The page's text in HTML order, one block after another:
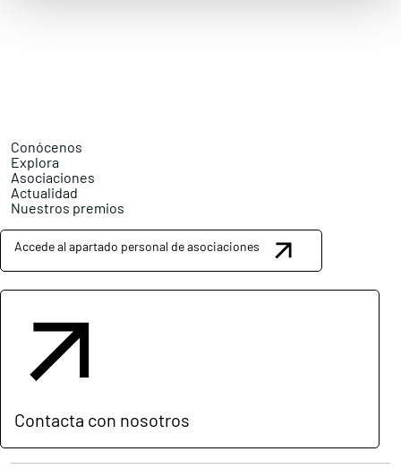
Conócenos
Explora
Asociaciones
Actualidad
Nuestros premios
Accede al apartado personal de asociaciones
Contacta con nosotros